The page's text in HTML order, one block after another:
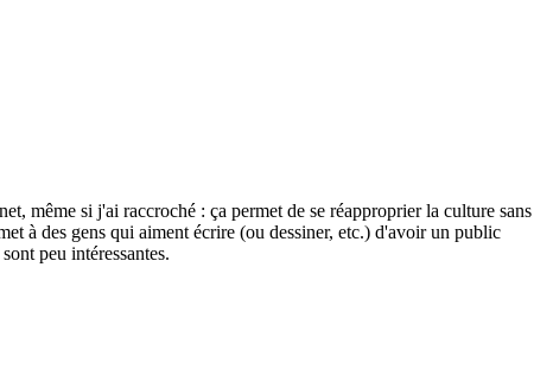
même si j'ai raccroché : ça permet de se réapproprier la culture sans
à des gens qui aiment écrire (ou dessiner, etc.) d'avoir un public
peu intéressantes.